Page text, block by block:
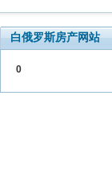
白俄罗斯房产网站
0